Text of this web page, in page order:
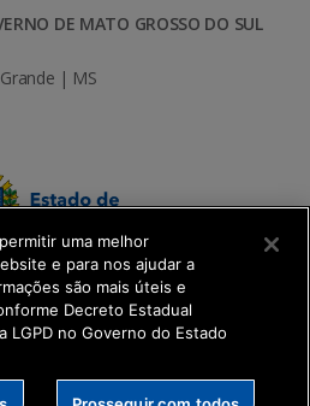
DE MATO GROSSO DO SUL
| MS
de Transformação
uma melhor
e para nos ajudar a
são mais úteis e
Decreto Estadual
LGPD no Governo do Estado